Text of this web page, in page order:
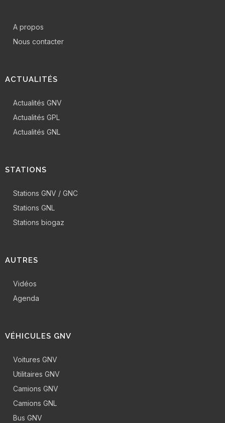
A propos
Nous contacter
ACTUALITÉS
Actualités GNV
Actualités GPL
Actualités GNL
STATIONS
Stations GNV / GNC
Stations GNL
Stations biogaz
AUTRES
Vidéos
Agenda
VÉHICULES GNV
Voitures GNV
Utilitaires GNV
Camions GNV
Camions GNL
Bus GNV